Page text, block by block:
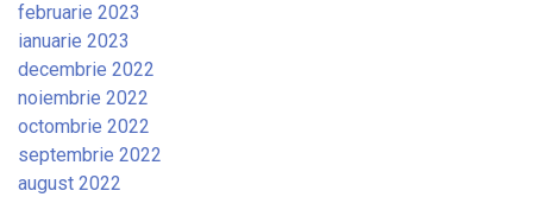
februarie 2023
ianuarie 2023
decembrie 2022
noiembrie 2022
octombrie 2022
septembrie 2022
august 2022